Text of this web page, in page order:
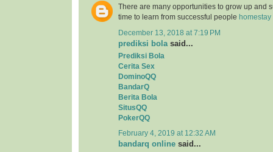
There are many opportunities to grow up and
time to learn from successful people
December 13, 2018 at 7:19 PM
prediksi bola said...
Prediksi Bola
Cerita Sex
DominoQQ
BandarQ
Berita Bola
SitusQQ
PokerQQ
February 4, 2019 at 12:32 AM
bandarq online said...